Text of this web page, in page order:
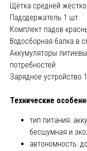
Щётка средней
Падодержатель 1 шт.
Комплект падов
Водосборная балка в
Аккумуляторы
потребностей
Зарядное устройство
Технические
тип питания:
бесшумная и
автономность: